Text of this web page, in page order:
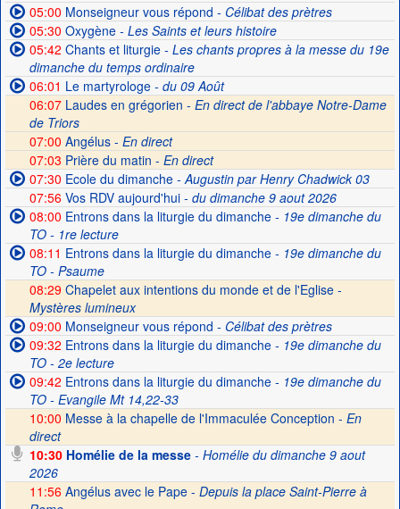
05:00 Monseigneur vous répond - Célibat des prètres
05:30 Oxygène- Les Saints et leurs histoire
05:42 Chants et liturgie- Les chants propres à la messe du 19e
dimanche du temps ordinaire
06:01 Le martyrologe- du 09 Août
06:07Laudes en grégorien - En direct de l'abbaye Notre-Dame
de Triors
07:00 Angélus - En direct
07:03 Prière du matin - En direct
07:30 Ecole du dimanche- Augustin par Henry Chadwick 03
07:56Vos RDV aujourd'hui- du dimanche 9 aout 2026
08:00 Entrons dans la liturgie du dimanche- 19e dimanche du
TO - 1re lecture
08:11 Entrons dans la liturgie du dimanche- 19e dimanche du
TO - Psaume
08:29 Chapelet aux intentions du monde et de l'Eglise -
Mystères lumineux
09:00 Monseigneur vous répond - Célibat des prètres
09:32 Entrons dans la liturgie du dimanche- 19e dimanche du
TO - 2e lecture
09:42 Entrons dans la liturgie du dimanche- 19e dimanche du
TO - Evangile Mt 14,22-33
10:00 Messe à la chapelle de l'Immaculée Conception - En
direct
10:30Homélie de la messe- Homélie du dimanche 9 aout
2026
11:56 Angélus avec le Pape - Depuis la place Saint-Pierre à